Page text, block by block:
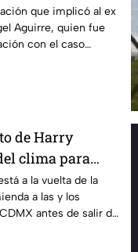
de Guerrero
que implicó al ex
Aguirre, quien fue
con el caso
de Harry
clima para
a la vuelta de la
a las y los
antes de salir de